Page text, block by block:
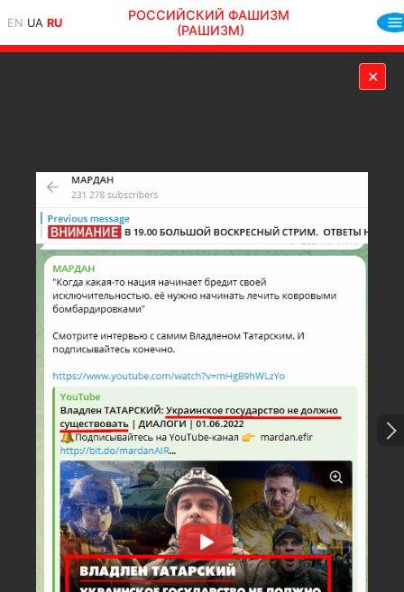
EN UA RU
РОССИЙСКИЙ ФАШИЗМ
(РАШИЗМ)
✕